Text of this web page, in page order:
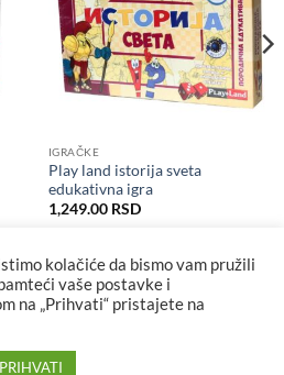
IGRAČKE
Play land istorija sveta
edukativna igra
1,249.00 RSD
kolačiće da bismo vam pružili
vaše postavke i
na „Prihvati“ pristajete na
PRIHVATI